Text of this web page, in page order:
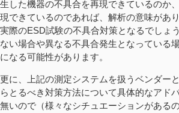
生した機器の不具合を再現できているのか
現できているのであれば、解析の意味があ
実際のESD試験の不具合対策となるでしょ
ない場合や異なる不具合発生となっている
になる可能性があります。
更に、上記の測定システムを扱うベンダー
らとるべき対策方法について具体的なアド
無いので（様々なシチュエーションがある